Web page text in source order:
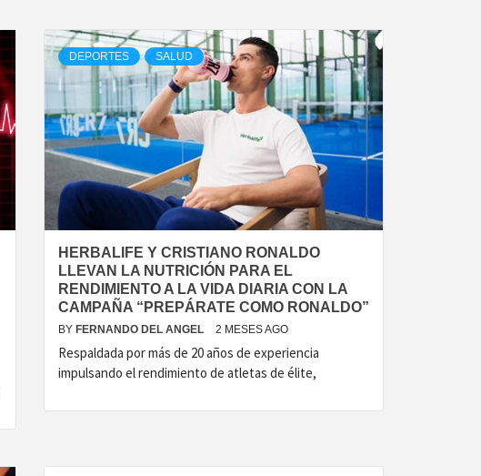
DEPORTES SALUD
HERBALIFE Y CRISTIANO RONALDO
LLEVAN LA NUTRICIÓN PARA EL
RENDIMIENTO A LA VIDA DIARIA CON LA
CAMPAÑA “PREPÁRATE COMO RONALDO”
BY FERNANDO DEL ANGEL 2 MESES AGO
Respaldada por más de 20 años de experiencia
impulsando el rendimiento de atletas de élite,